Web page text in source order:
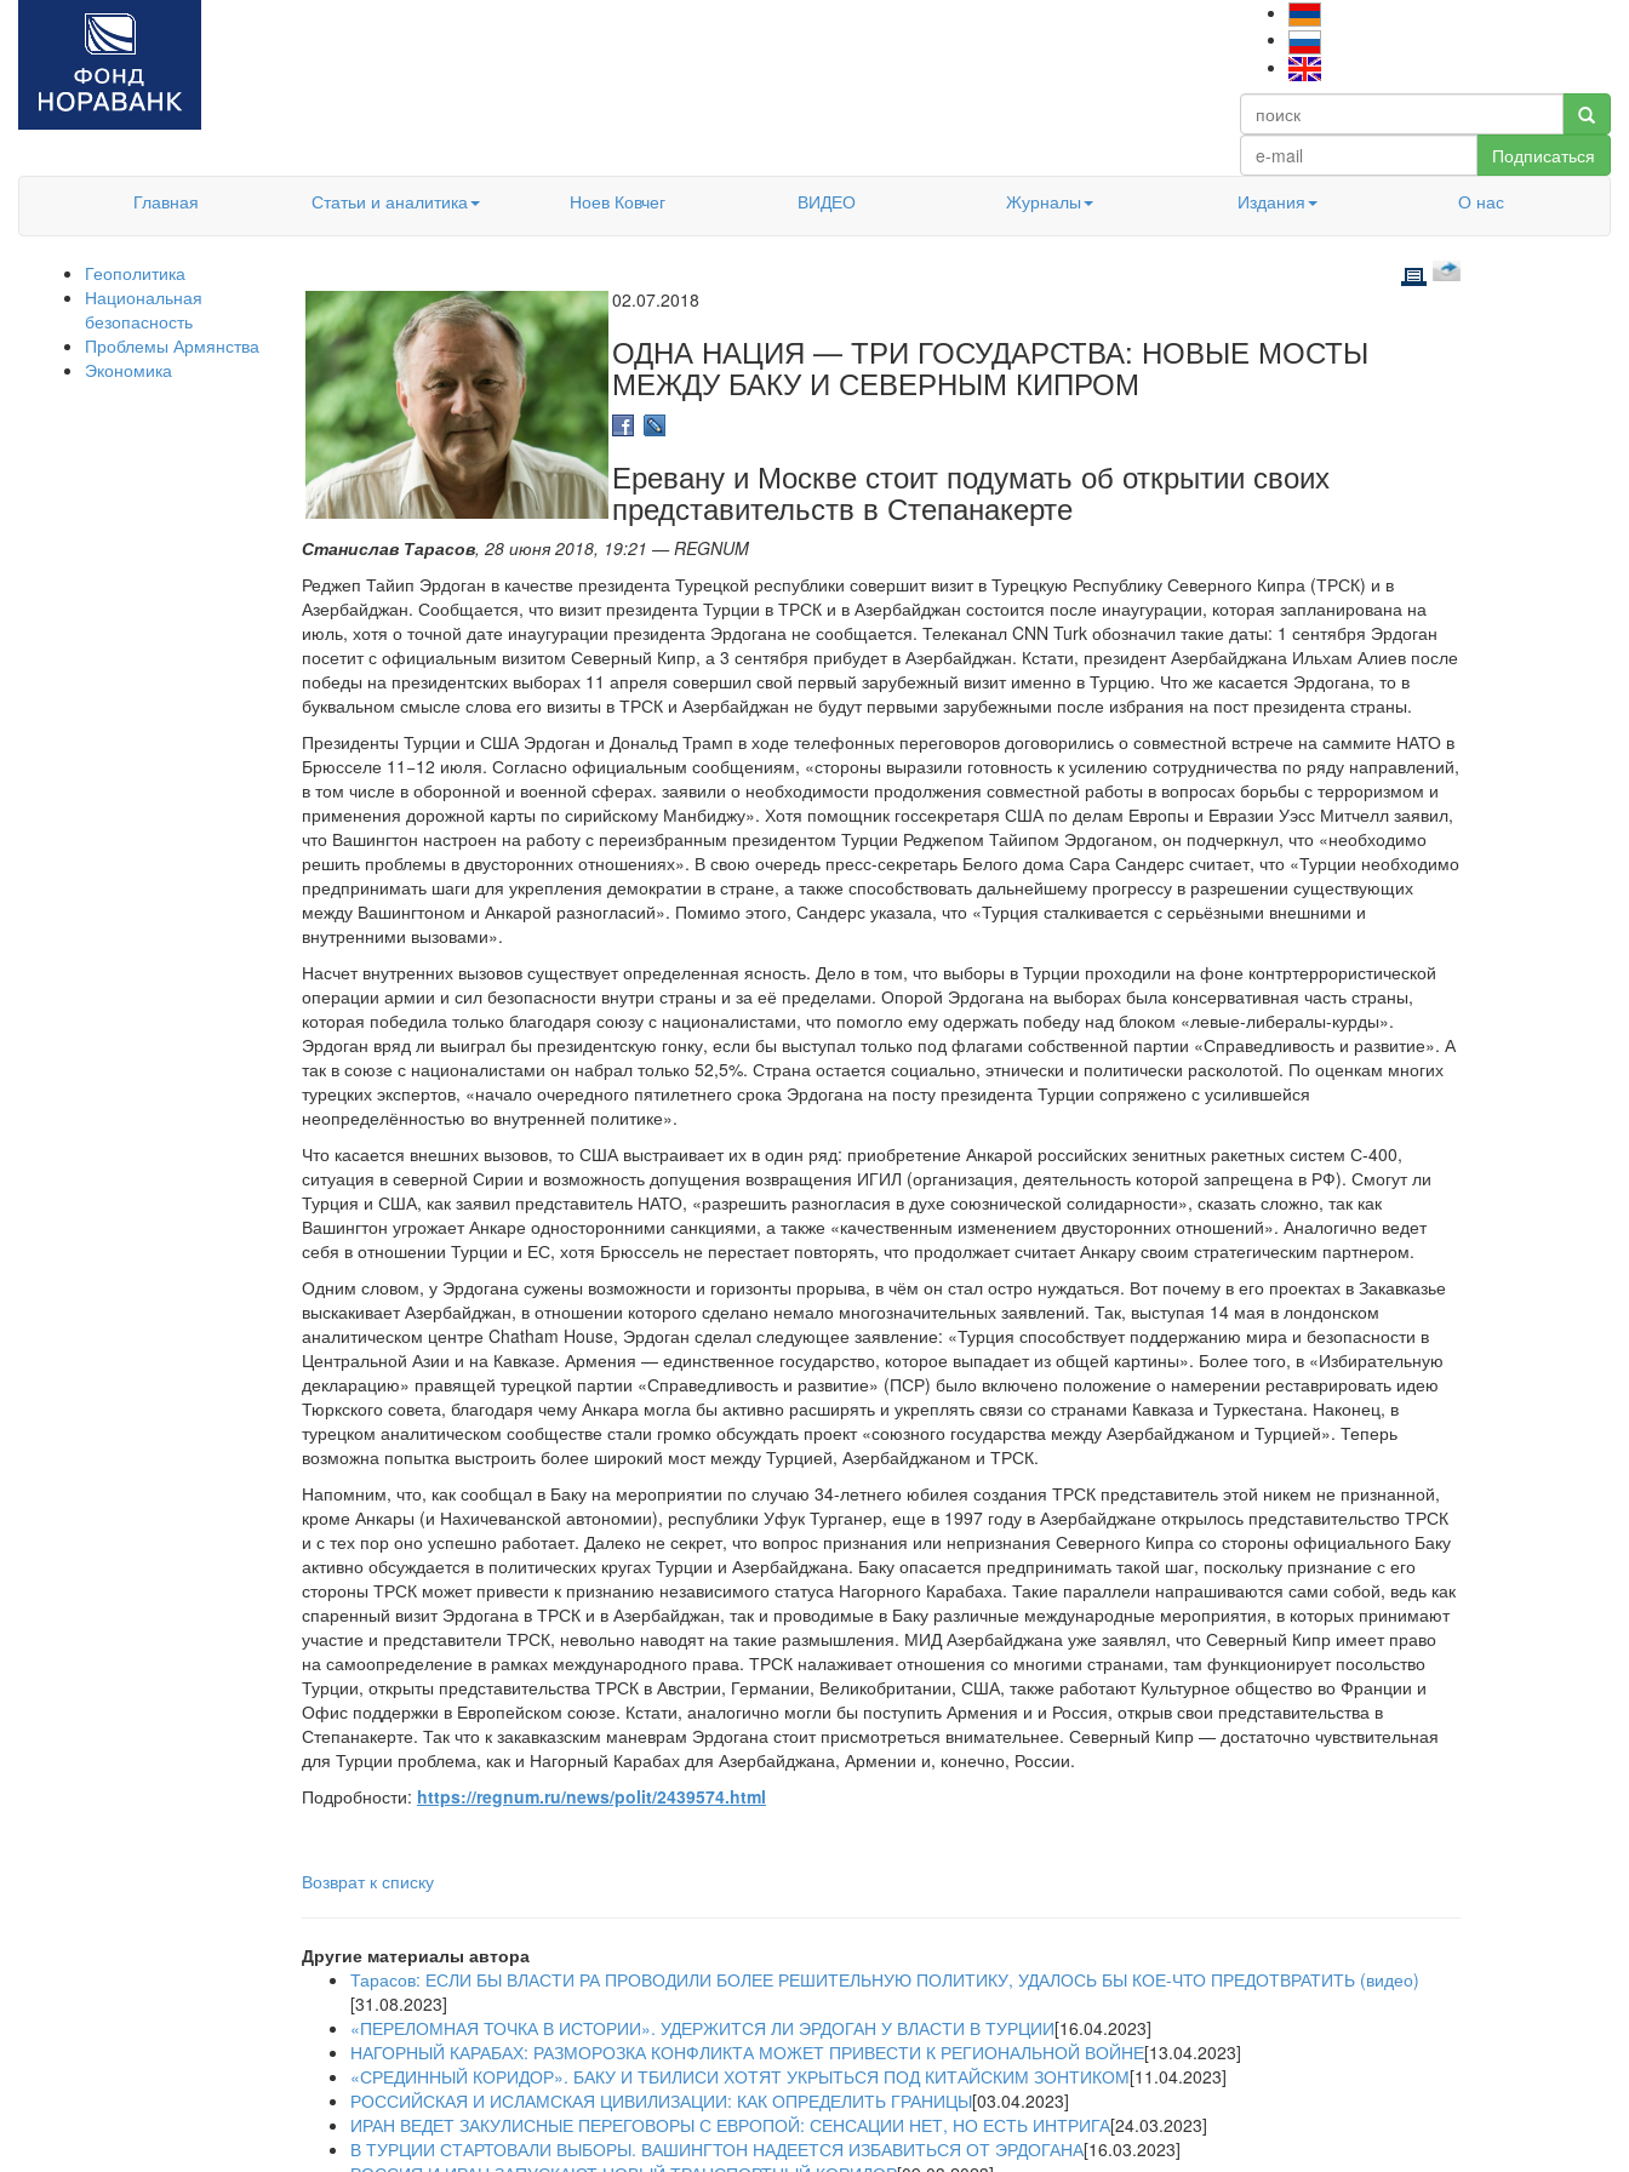
Подписаться
Главная
Статьи и аналитика Ноев Ковчег ВИДЕО Журналы Издания О нас
Геополитика
Национальная
безопасность
Проблемы Армянства
Экономика
02.07.2018
ОДНА НАЦИЯ — ТРИ ГОСУДАРСТВА: НОВЫЕ МОСТЫ
МЕЖДУ БАКУ И СЕВЕРНЫМ КИПРОМ
Еревану и Москве стоит подумать об открытии своих
представительств в Степанакерте
Станислав Тарасов, 28 июня 2018, 19:21 — REGNUM
Реджеп Тайип Эрдоган в качестве президента Турецкой республики совершит визит в Турецкую Республику Северного Кипра (ТРСК) и в
Азербайджан. Сообщается, что визит президента Турции в ТРСК и в Азербайджан состоится после инаугурации, которая запланирована на
июль, хотя о точной дате инаугурации президента Эрдогана не сообщается. Телеканал CNN Turk обозначил такие даты: 1 сентября Эрдоган
посетит с официальным визитом Северный Кипр, а 3 сентября прибудет в Азербайджан. Кстати, президент Азербайджана Ильхам Алиев после
победы на президентских выборах 11 апреля совершил свой первый зарубежный визит именно в Турцию. Что же касается Эрдогана, то в
буквальном смысле слова его визиты в ТРСК и Азербайджан не будут первыми зарубежными после избрания на пост президента страны.
Президенты Турции и США Эрдоган и Дональд Трамп в ходе телефонных переговоров договорились о совместной встрече на саммите НАТО в
Брюсселе 11−12 июля. Согласно официальным сообщениям, «стороны выразили готовность к усилению сотрудничества по ряду направлений,
в том числе в оборонной и военной сферах. заявили о необходимости продолжения совместной работы в вопросах борьбы с терроризмом и
применения дорожной карты по сирийскому Манбиджу». Хотя помощник госсекретаря США по делам Европы и Евразии Уэсс Митчелл заявил,
что Вашингтон настроен на работу с переизбранным президентом Турции Реджепом Тайипом Эрдоганом, он подчеркнул, что «необходимо
решить проблемы в двусторонних отношениях». В свою очередь пресс-секретарь Белого дома Сара Сандерс считает, что «Турции необходимо
предпринимать шаги для укрепления демократии в стране, а также способствовать дальнейшему прогрессу в разрешении существующих
между Вашингтоном и Анкарой разногласий». Помимо этого, Сандерс указала, что «Турция сталкивается с серьёзными внешними и
внутренними вызовами».
Насчет внутренних вызовов существует определенная ясность. Дело в том, что выборы в Турции проходили на фоне контртеррористической
операции армии и сил безопасности внутри страны и за её пределами. Опорой Эрдогана на выборах была консервативная часть страны,
которая победила только благодаря союзу с националистами, что помогло ему одержать победу над блоком «левые-либералы-курды».
Эрдоган вряд ли выиграл бы президентскую гонку, если бы выступал только под флагами собственной партии «Справедливость и развитие». А
так в союзе с националистами он набрал только 52,5%. Страна остается социально, этнически и политически расколотой. По оценкам многих
турецких экспертов, «начало очередного пятилетнего срока Эрдогана на посту президента Турции сопряжено с усилившейся
неопределённостью во внутренней политике».
Что касается внешних вызовов, то США выстраивает их в один ряд: приобретение Анкарой российских зенитных ракетных систем С-400,
ситуация в северной Сирии и возможность допущения возвращения ИГИЛ (организация, деятельность которой запрещена в РФ). Смогут ли
Турция и США, как заявил представитель НАТО, «разрешить разногласия в духе союзнической солидарности», сказать сложно, так как
Вашингтон угрожает Анкаре односторонними санкциями, а также «качественным изменением двусторонних отношений». Аналогично ведет
себя в отношении Турции и ЕС, хотя Брюссель не перестает повторять, что продолжает считает Анкару своим стратегическим партнером.
Одним словом, у Эрдогана сужены возможности и горизонты прорыва, в чём он стал остро нуждаться. Вот почему в его проектах в Закавказье
выскакивает Азербайджан, в отношении которого сделано немало многозначительных заявлений. Так, выступая 14 мая в лондонском
аналитическом центре Chatham House, Эрдоган сделал следующее заявление: «Турция способствует поддержанию мира и безопасности в
Центральной Азии и на Кавказе. Армения — единственное государство, которое выпадает из общей картины». Более того, в «Избирательную
декларацию» правящей турецкой партии «Справедливость и развитие» (ПСР) было включено положение о намерении реставрировать идею
Тюркского совета, благодаря чему Анкара могла бы активно расширять и укреплять связи со странами Кавказа и Туркестана. Наконец, в
турецком аналитическом сообществе стали громко обсуждать проект «союзного государства между Азербайджаном и Турцией». Теперь
возможна попытка выстроить более широкий мост между Турцией, Азербайджаном и ТРСК.
Напомним, что, как сообщал в Баку на мероприятии по случаю 34-летнего юбилея создания ТРСК представитель этой никем не признанной,
кроме Анкары (и Нахичеванской автономии), республики Уфук Турганер, еще в 1997 году в Азербайджане открылось представительство ТРСК
и с тех пор оно успешно работает. Далеко не секрет, что вопрос признания или непризнания Северного Кипра со стороны официального Баку
активно обсуждается в политических кругах Турции и Азербайджана. Баку опасается предпринимать такой шаг, поскольку признание с его
стороны ТРСК может привести к признанию независимого статуса Нагорного Карабаха. Такие параллели напрашиваются сами собой, ведь как
спаренный визит Эрдогана в ТРСК и в Азербайджан, так и проводимые в Баку различные международные мероприятия, в которых принимают
участие и представители ТРСК, невольно наводят на такие размышления. МИД Азербайджана уже заявлял, что Северный Кипр имеет право
на самоопределение в рамках международного права. ТРСК налаживает отношения со многими странами, там функционирует посольство
Турции, открыты представительства ТРСК в Австрии, Германии, Великобритании, США, также работают Культурное общество во Франции и
Офис поддержки в Европейском союзе. Кстати, аналогично могли бы поступить Армения и и Россия, открыв свои представительства в
Степанакерте. Так что к закавказским маневрам Эрдогана стоит присмотреться внимательнее. Северный Кипр — достаточно чувствительная
для Турции проблема, как и Нагорный Карабах для Азербайджана, Армении и, конечно, России.
Подробности: https://regnum.ru/news/polit/2439574.html
Возврат к списку
Другие материалы автора
Тарасов: ЕСЛИ БЫ ВЛАСТИ РА ПРОВОДИЛИ БОЛЕЕ РЕШИТЕЛЬНУЮ ПОЛИТИКУ, УДАЛОСЬ БЫ КОЕ-ЧТО ПРЕДОТВРАТИТЬ (видео)
[31.08.2023]
«ПЕРЕЛОМНАЯ ТОЧКА В ИСТОРИИ». УДЕРЖИТСЯ ЛИ ЭРДОГАН У ВЛАСТИ В ТУРЦИИ[16.04.2023]
НАГОРНЫЙ КАРАБАХ: РАЗМОРОЗКА КОНФЛИКТА МОЖЕТ ПРИВЕСТИ К РЕГИОНАЛЬНОЙ ВОЙНЕ[13.04.2023]
«СРЕДИННЫЙ КОРИДОР». БАКУ И ТБИЛИСИ ХОТЯТ УКРЫТЬСЯ ПОД КИТАЙСКИМ ЗОНТИКОМ[11.04.2023]
РОССИЙСКАЯ И ИСЛАМСКАЯ ЦИВИЛИЗАЦИИ: КАК ОПРЕДЕЛИТЬ ГРАНИЦЫ[03.04.2023]
ИРАН ВЕДЕТ ЗАКУЛИСНЫЕ ПЕРЕГОВОРЫ С ЕВРОПОЙ: СЕНСАЦИИ НЕТ, НО ЕСТЬ ИНТРИГА[24.03.2023]
В ТУРЦИИ СТАРТОВАЛИ ВЫБОРЫ. ВАШИНГТОН НАДЕЕТСЯ ИЗБАВИТЬСЯ ОТ ЭРДОГАНА[16.03.2023]